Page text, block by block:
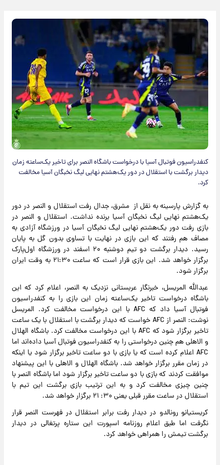
کنفدراسیون فوتبال آسیا با درخواست باشگاه النصر برای تاخیر یک‌ساعته زمان
دیدار برگشت با استقلال در دور یک‌هشتم نهایی لیگ نخبگان آسیا مخالفت
کرد.
به گزارش پارسینه به نقل از مشرق، جدال رفت استقلال و النصر در دور
یک‌هشتم نهایی لیگ نخبگان آسیا برنده نداشت. استقلال و النصر در
بازی رفت دور یک‌هشتم نهایی لیگ نخبگان آسیا در ورزشگاه آزادی به
مصاف هم رفتند که این بازی در نهایت با تساوی بدون گل به پایان
رسید. دیدار برگشت دو تیم دوشنبه ۲۰ اسفند در ورزشگاه اول‌پارک
برگزار خواهد شد. این بازی قرار است که ساعت ۲۱:۳۰ به وقت ایران
برگزار شود.
عبدالله المریسل، خبرنگار عربستانی نزدیک به النصر، اعلام کرد که این
باشگاه درخواست تاخیر یک‌ساعته زمان این بازی را به کنفدراسیون
فوتبال آسیا داد که AFC با این درخواست مخالفت کرد. المریسل
نوشت: النصر از AFC خواست که دیدار برگشت با استقلال با یک ساعت
تاخیر برگزار شود که AFC با این درخواست مخالفت کرد. باشگاه الهلال
و الاهلی هم چنین درخواستی را به کنفدراسیون فوتبال آسیا داده‌اند اما
AFC اعلام کرده است که یا بازی با دو ساعت تاخیر برگزار شود یا اینکه
در زمان مقرر برگزار خواهد شد. باشگاه الهلال و الاهلی با این پیشنهاد
موافقت کردند که بازی با دو ساعت تاخیر برگزار شود اما باشگاه النصر با
چنین چیزی مخالفت کرد و به این ترتیب بازی برگشت این تیم با
استقلال در ساعت مقرر قبلی یعنی ۳۰: ۲۱ برگزار خواهد شد.
کریستیانو رونالدو در دیدار رفت برابر استقلال در فهرست النصر قرار
نگرفت اما طبق اعلام روزنامه اسپورت این ستاره پرتغالی در دیدار
برگشت تیمش را همراهی خواهد کرد.